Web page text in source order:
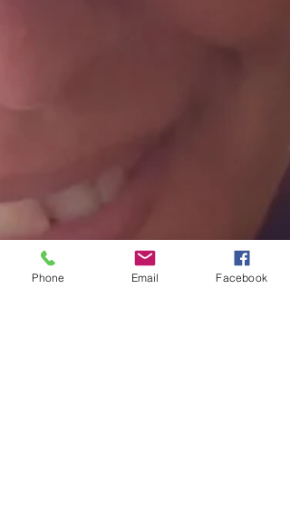
Phone Email Facebook